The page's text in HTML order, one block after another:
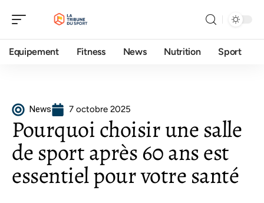
Equipement Fitness News Nutrition Sport
News 7 octobre 2025
Pourquoi choisir une salle
de sport après 60 ans est
essentiel pour votre santé